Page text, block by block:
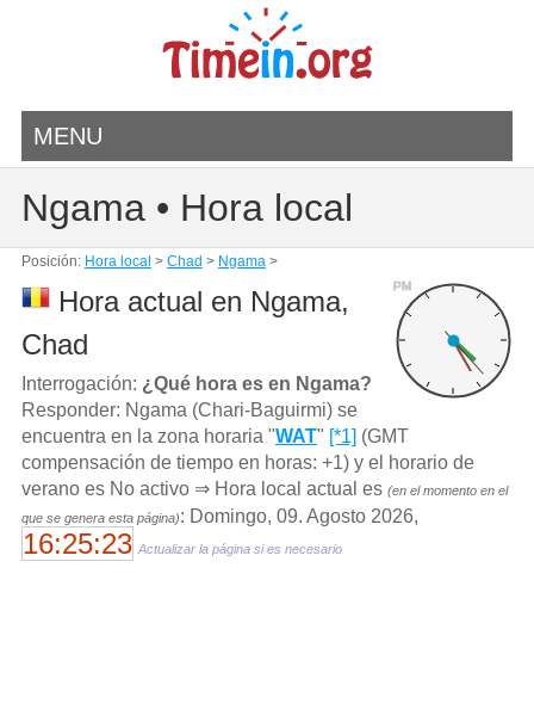
MENU
Ngama • Hora local
Posición: Hora local > Chad > Ngama>
PM
Hora actual en Ngama,
Chad
Interrogación: ¿Qué hora es en Ngama?
Responder: Ngama (Chari-Baguirmi) se
encuentra en la zona horaria "WAT" [*1] (GMT
compensación de tiempo en horas: +1) y el horario de
verano es No activo ⇒ Hora local actual es (en el momento en el
que se genera esta página): Domingo, 09. Agosto 2026,
16:25:23 Actualizar la página si es necesario